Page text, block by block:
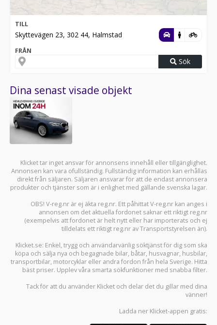
TILL
Skyttevägen 23, 302 44, Halmstad
FRÅN
Sök
Dina senast visade objekt
Klicket tar inget ansvar för annonsens innehåll eller tillgänglighet.
Annonsen kan vara ofullständig. Fullständig information kan erhållas
direkt från säljaren. Säljaren ansvarar för att de endast annonsera
produkter och tjänster som är i enlighet med gällande svenska lagar.
OBS! V-reg.nr är ej äkta reg.nr. Ett påhittat V-reg.nr kan anges i
annonsen om det aktuella fordonet saknar ett riktigt reg.nr
(exempelvis att fordonet är helt nytt eller har importerats och ej
tilldelats ett riktigt reg.nr av Transportstyrelsen än).
Klicket.se: Enkel, trygg och användarvänlig söktjänst för dig som ska
köpa och sälja nya och begagnade bilar, båtar, husvagnar, husbilar,
transportbilar, motorcyklar eller andra fordon från hela Sverige. Hitta
bäst priser. Upplev våra smarta sökfunktioner med snabba filter.
Tack för att du använder Klicket och delar det du gillar med dina
vänner!
Ladda ner Klicket-appen gratis: